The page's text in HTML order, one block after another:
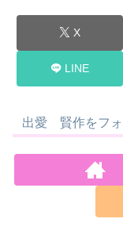
X
LINE
出愛 賢作をフォ